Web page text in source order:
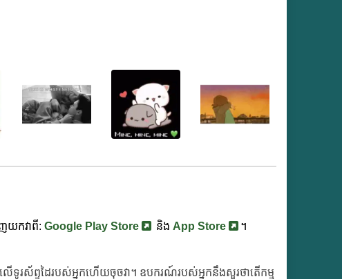
យកវាពី: Google Play Store និង App Store
។
ទូរស័ព្ទដៃរបស់អ្នកហើយចុចវា។ ឧបករណ៍របស់អ្នកនឹងសួរថាតើកម្ម